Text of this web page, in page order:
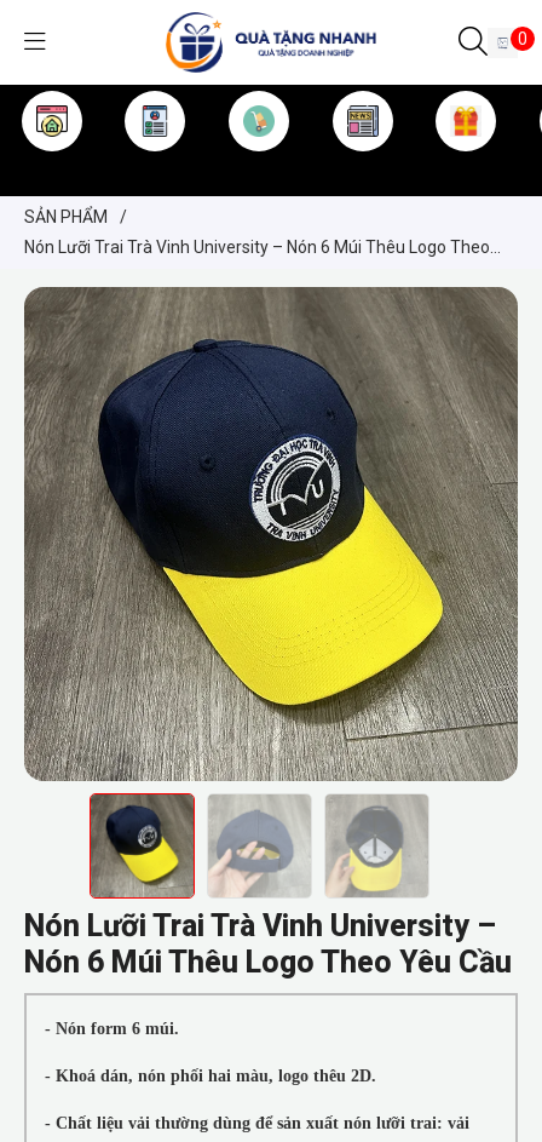
0
SẢN PHẨM
/
Nón Lưỡi Trai Trà Vinh University – Nón 6 Múi Thêu Logo Theo
Nón Lưỡi Trai Trà Vinh University –
Nón 6 Múi Thêu Logo Theo Yêu Cầu
- Nón form 6 múi.
- Khoá dán, nón phối hai màu, logo thêu 2D.
- Chất liệu vải thường dùng để sản xuất nón lưỡi trai: vải